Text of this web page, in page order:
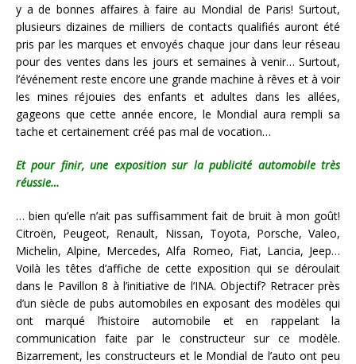
y a de bonnes affaires à faire au Mondial de Paris! Surtout,
plusieurs dizaines de milliers de contacts qualifiés auront été
pris par les marques et envoyés chaque jour dans leur réseau
pour des ventes dans les jours et semaines à venir… Surtout,
l’événement reste encore une grande machine à rêves et à voir
les mines réjouies des enfants et adultes dans les allées,
gageons que cette année encore, le Mondial aura rempli sa
tache et certainement créé pas mal de vocation…
Et pour finir, une exposition sur la publicité automobile très
réussie…
… bien qu’elle n’ait pas suffisamment fait de bruit à mon goût!
Citroën, Peugeot, Renault, Nissan, Toyota, Porsche, Valeo,
Michelin, Alpine, Mercedes, Alfa Romeo, Fiat, Lancia, Jeep…
Voilà les têtes d’affiche de cette exposition qui se déroulait
dans le Pavillon 8 à l’initiative de l’INA. Objectif? Retracer près
d’un siècle de pubs automobiles en exposant des modèles qui
ont marqué l’histoire automobile et en rappelant la
communication faite par le constructeur sur ce modèle.
Bizarrement, les constructeurs et le Mondial de l’auto ont peu